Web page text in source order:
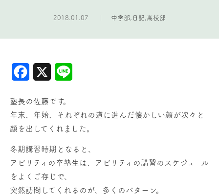
2018.01.07 中学部 , 日記 ,高校部
Facebook
塾長の佐藤です。
年末、年始、それぞれの道に進んだ懐かしい顔が次々と
顔を出してくれました。
冬期講習時期となると、
アビリティの卒塾生は、アビリティの講習のスケジュール
をよくご存じで、
突然訪問してくれるのが、多くのパターン。